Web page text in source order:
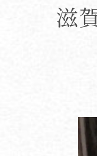
滋